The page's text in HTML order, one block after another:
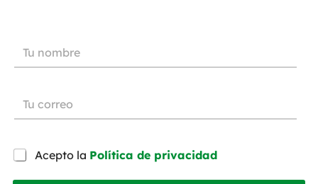
Acepto la Política de privacidad